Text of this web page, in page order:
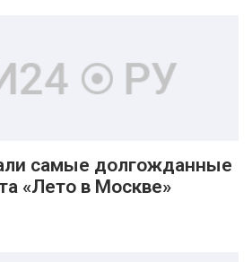
самые долгожданные
«Лето в Москве»